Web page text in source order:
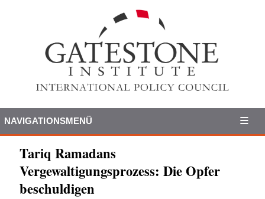
NAVIGATIONSMENÜ
Tariq Ramadans
Vergewaltigungsprozess: Die Opfer
beschuldigen